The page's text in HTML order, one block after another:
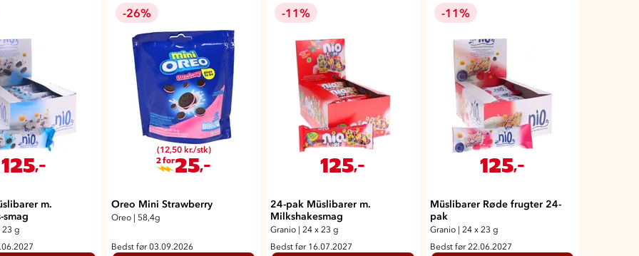
125,-
m.
smag
23 g
-26%
(12,50 kr./stk)
2 for25,-
Oreo Mini Strawberry
Oreo | 58,4g
Bedst før 03.09.2026
-11%
125,-
24-pak Müslibarer m.
Milkshakesmag
Granio | 24 x 23 g
Bedst før 16.07.2027
-11%
125,-
Müslibarer Røde frugter 24-
pak
Granio | 24 x 23 g
Bedst før 22.06.2027